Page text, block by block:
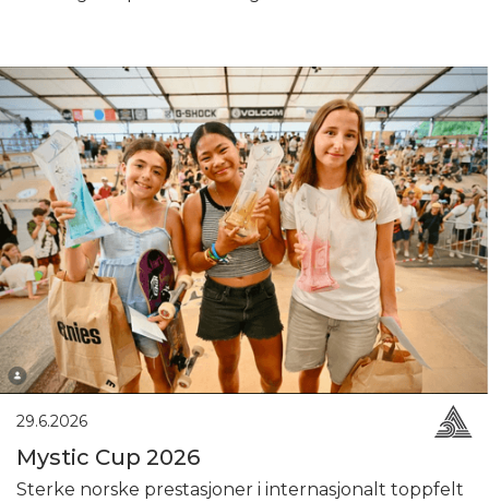
29.6.2026
Mystic Cup 2026
Sterke norske prestasjoner i internasjonalt toppfelt